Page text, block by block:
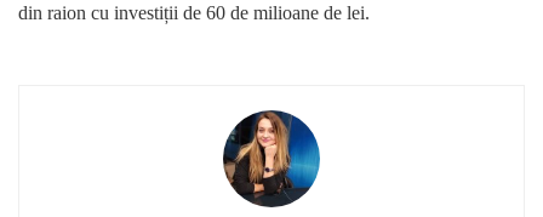
din raion cu investiții de 60 de milioane de lei.